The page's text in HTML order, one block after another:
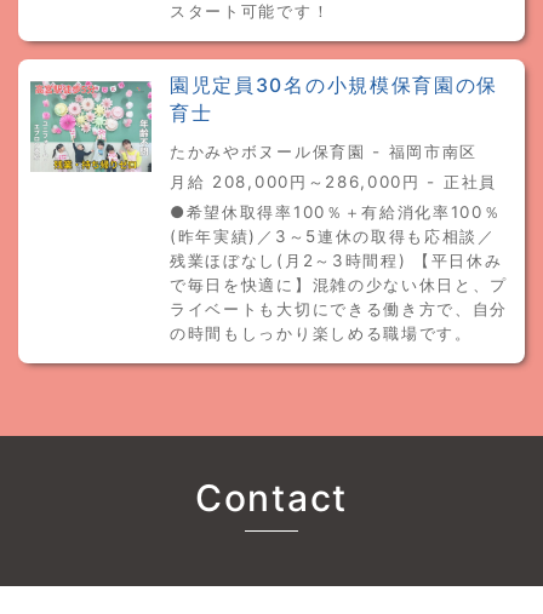
スタート可能です！
園児定員30名の小規模保育園の保
育士
たかみやボヌール保育園 - 福岡市南区
月給 208,000円～286,000円 - 正社員
●希望休取得率100％＋有給消化率100％
(昨年実績)／3～5連休の取得も応相談／
残業ほぼなし(月2～3時間程) 【平日休み
で毎日を快適に】混雑の少ない休日と、プ
ライベートも大切にできる働き方で、自分
の時間もしっかり楽しめる職場です。
Contact